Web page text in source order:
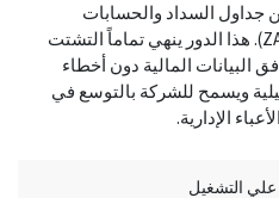
جداول السداد والحسابات
العامة والفوترة الضريبية (ZATCA). هذا الدور ينهي تماماً التشتت
البيانات المالية دون أخطاء
ويسمح للشركة بالتوسع في
الإدارية.
التشغيل